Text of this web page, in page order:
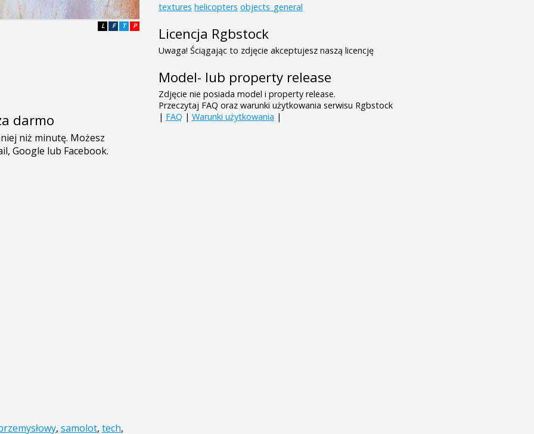
P
T
F
L
darmo
, samolot, tech,
textures helicopters objects_general
Licencja Rgbstock
Uwaga! Ściągając to zdjęcie akceptujesz naszą licencję
Model- lub property release
Zdjęcie nie posiada model i property release.
Przeczytaj FAQ oraz warunki użytkowania serwisu Rgbstock
| FAQ | Warunki użytkowania |